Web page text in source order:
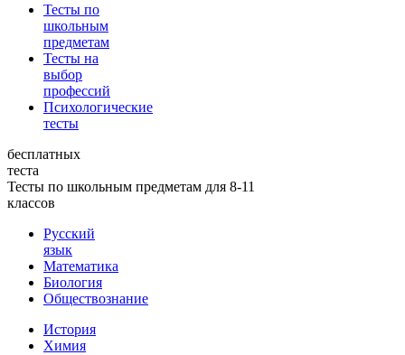
Тесты по
школьным
предметам
Тесты на
выбор
профессий
Психологические
тесты
бесплатных
теста
Тесты по школьным предметам для 8-11
классов
Русский
язык
Математика
Биология
Обществознание
История
Химия